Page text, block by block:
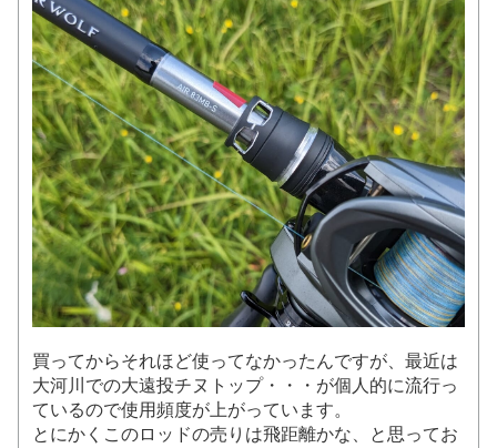
買ってからそれほど使ってなかったんですが、最近は
大河川での大遠投チヌトップ・・・が個人的に流行っ
ているので使用頻度が上がっています。
とにかくこのロッドの売りは飛距離かな、と思ってお